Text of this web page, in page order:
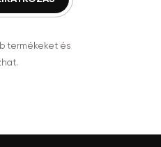
termékeket és